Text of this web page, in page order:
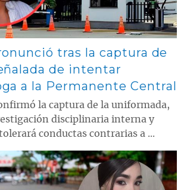
tras la captura de
de intentar
a la Permanente Central
la captura de la uniformada,
disciplinaria interna y
conductas contrarias a ...
principal